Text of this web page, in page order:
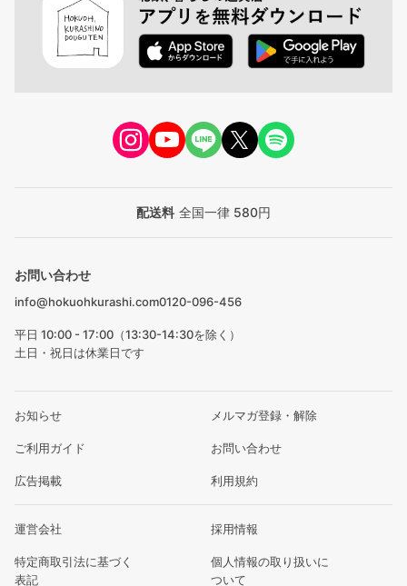
配送料 全国一律 580円
お問い合わせ
info@hokuohkurashi.com0120-096-456
平日 10:00 - 17:00（13:30-14:30を除く）
土日・祝日は休業日です
お知らせ メルマガ登録・解除
ご利用ガイド お問い合わせ
広告掲載 利用規約
運営会社 採用情報
特定商取引法に基づく
表記
個人情報の取り扱いに
ついて